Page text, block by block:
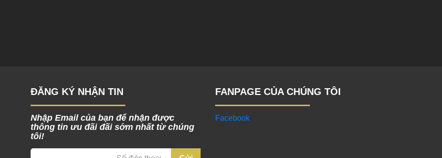
ĐĂNG KÝ NHẬN TIN
Nhập Email của bạn để nhận được
thông tin ưu đãi đãi sớm nhất từ chúng
tôi!
FANPAGE CỦA CHÚNG TÔI
Facebook